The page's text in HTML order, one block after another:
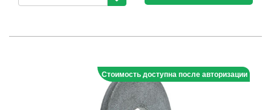
Стоимость доступна после авторизации